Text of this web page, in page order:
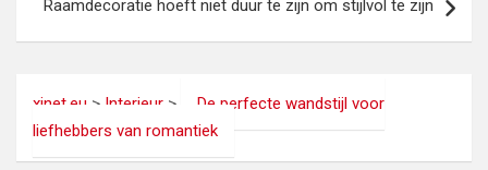
Raamdecoratie hoeft niet duur te zijn om stijlvol te zijn
xinet.eu > Interieur >
De perfecte wandstijl voor
liefhebbers van romantiek